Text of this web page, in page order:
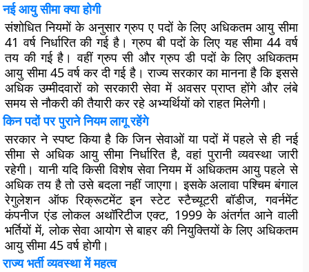
नई आयु सीमा क्या होगी
संशोधित नियमों के अनुसार ग्रुप ए पदों के लिए अधिकतम आयु सीमा
41 वर्ष निर्धारित की गई है। ग्रुप बी पदों के लिए यह सीमा 44 वर्ष
तय की गई है। वहीं ग्रुप सी और ग्रुप डी पदों के लिए अधिकतम
आयु सीमा 45 वर्ष कर दी गई है। राज्य सरकार का मानना है कि इससे
अधिक उम्मीदवारों को सरकारी सेवा में अवसर प्राप्त होंगे और लंबे
समय से नौकरी की तैयारी कर रहे अभ्यर्थियों को राहत मिलेगी।
किन पदों पर पुराने नियम लागू रहेंगे
सरकार ने स्पष्ट किया है कि जिन सेवाओं या पदों में पहले से ही नई
सीमा से अधिक आयु सीमा निर्धारित है, वहां पुरानी व्यवस्था जारी
रहेगी। यानी यदि किसी विशेष सेवा नियम में अधिकतम आयु पहले से
अधिक तय है तो उसे बदला नहीं जाएगा। इसके अलावा पश्चिम बंगाल
रेगुलेशन ऑफ रिक्रूटमेंट इन स्टेट स्टैच्यूटरी बॉडीज, गवर्नमेंट
कंपनीज एंड लोकल अथॉरिटीज एक्ट, 1999 के अंतर्गत आने वाली
भर्तियों में, लोक सेवा आयोग से बाहर की नियुक्तियों के लिए अधिकतम
आयु सीमा 45 वर्ष होगी।
राज्य भर्ती व्यवस्था में महत्व